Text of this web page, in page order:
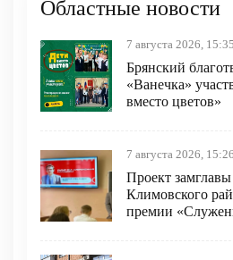
Областные новости
7 августа 2026, 15:35
Брянский
«Ванечка»
вместо цветов»
7 августа 2026, 15:26
Проект
Климовского
премии